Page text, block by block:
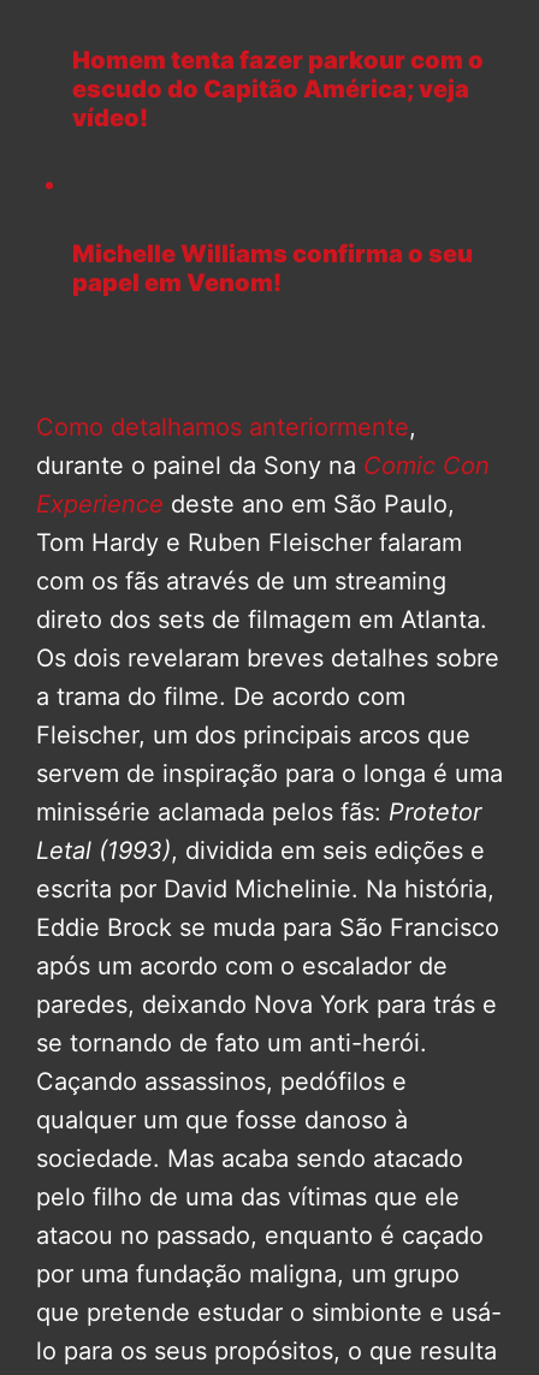
Homem tenta fazer parkour com o
escudo do Capitão América; veja
vídeo!
Michelle Williams confirma o seu
papel em Venom!
Como detalhamos anteriormente,
durante o painel da Sony na Comic Con
Experience deste ano em São Paulo,
Tom Hardy e Ruben Fleischer falaram
com os fãs através de um streaming
direto dos sets de filmagem em Atlanta.
Os dois revelaram breves detalhes sobre
a trama do filme. De acordo com
Fleischer, um dos principais arcos que
servem de inspiração para o longa é uma
minissérie aclamada pelos fãs: Protetor
Letal (1993), dividida em seis edições e
escrita por David Michelinie. Na história,
Eddie Brock se muda para São Francisco
após um acordo com o escalador de
paredes, deixando Nova York para trás e
se tornando de fato um anti-herói.
Caçando assassinos, pedófilos e
qualquer um que fosse danoso à
sociedade. Mas acaba sendo atacado
pelo filho de uma das vítimas que ele
atacou no passado, enquanto é caçado
por uma fundação maligna, um grupo
que pretende estudar o simbionte e usá-
lo para os seus propósitos, o que resulta